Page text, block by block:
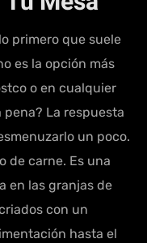
primero que suele
es la opción más
o en cualquier
pena? La respuesta
un poco.
de carne. Es una
en las granjas de
con un
hasta el